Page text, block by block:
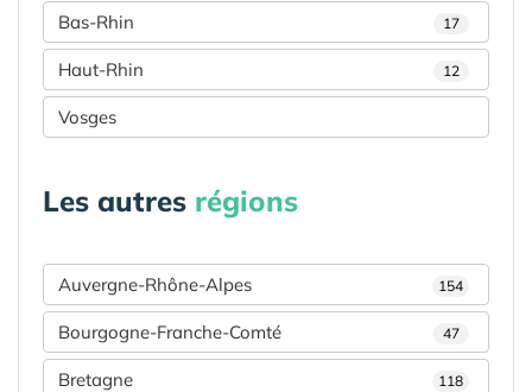
Bas-Rhin 17
Haut-Rhin 12
Vosges
Les autres régions
Auvergne-Rhône-Alpes 154
Bourgogne-Franche-Comté 47
Bretagne 118